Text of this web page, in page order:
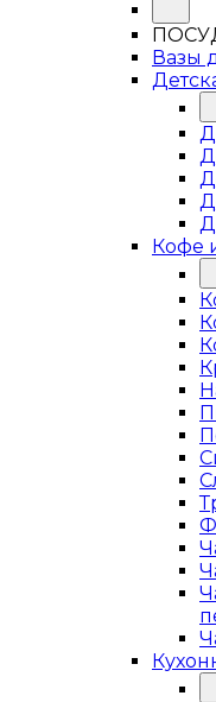
Вазы
Кофе